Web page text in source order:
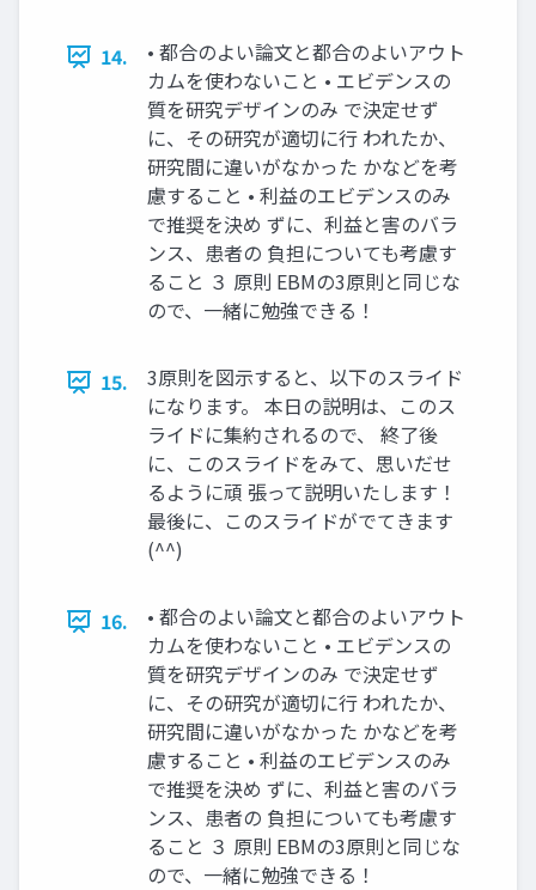
14.
• 都合のよい論文と都合のよいアウト
カムを使わないこと • エビデンスの
質を研究デザインのみ で決定せず
に、その研究が適切に行 われたか、
研究間に違いがなかった かなどを考
慮すること • 利益のエビデンスのみ
で推奨を決め ずに、利益と害のバラ
ンス、患者の 負担についても考慮す
ること ３ 原則 EBMの3原則と同じな
ので、一緒に勉強できる！
15.
3原則を図示すると、以下のスライド
になります。 本日の説明は、このス
ライドに集約されるので、 終了後
に、このスライドをみて、思いだせ
るように頑 張って説明いたします！
最後に、このスライドがでてきます
(^^)
16.
• 都合のよい論文と都合のよいアウト
カムを使わないこと • エビデンスの
質を研究デザインのみ で決定せず
に、その研究が適切に行 われたか、
研究間に違いがなかった かなどを考
慮すること • 利益のエビデンスのみ
で推奨を決め ずに、利益と害のバラ
ンス、患者の 負担についても考慮す
ること ３ 原則 EBMの3原則と同じな
ので、一緒に勉強できる！